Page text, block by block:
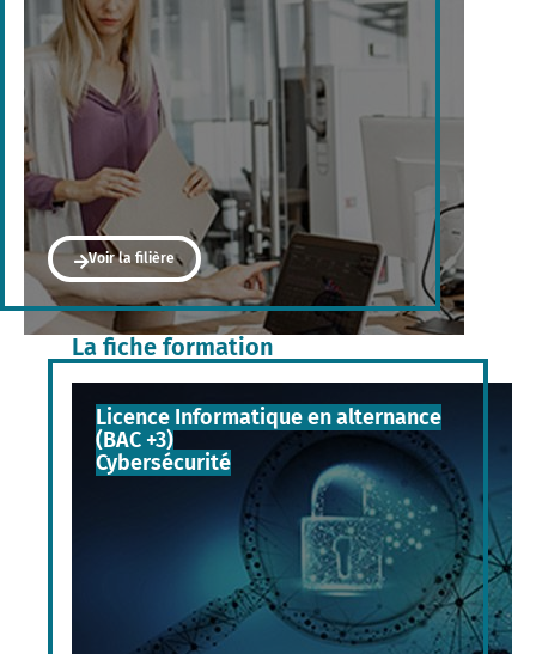
Voir la filière
La fiche formation
Licence Informatique en alternance
(BAC +3)
Cybersécurité